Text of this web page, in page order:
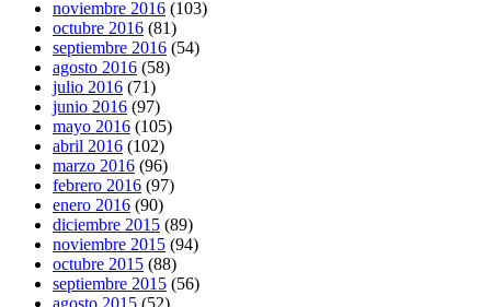
noviembre 2016 (103)
octubre 2016 (81)
septiembre 2016 (54)
agosto 2016 (58)
julio 2016 (71)
junio 2016 (97)
mayo 2016 (105)
abril 2016 (102)
marzo 2016 (96)
febrero 2016 (97)
enero 2016 (90)
diciembre 2015 (89)
noviembre 2015 (94)
octubre 2015 (88)
septiembre 2015 (56)
agosto 2015 (52)